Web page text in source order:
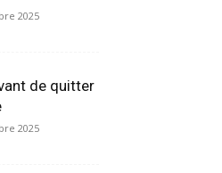
2025
de quitter
2025